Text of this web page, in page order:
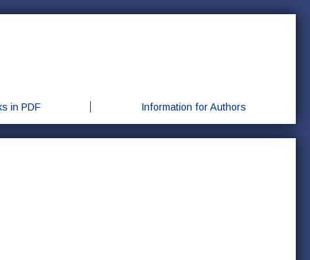
in PDF Information for Authors